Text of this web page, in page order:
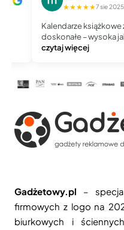
★★★★★7 sie 2025
Kalendarze książkowe
doskonałe – wysoka
czytaj więcej
Gadżetowy.pl –
firmowych z logo na
biurkowych i